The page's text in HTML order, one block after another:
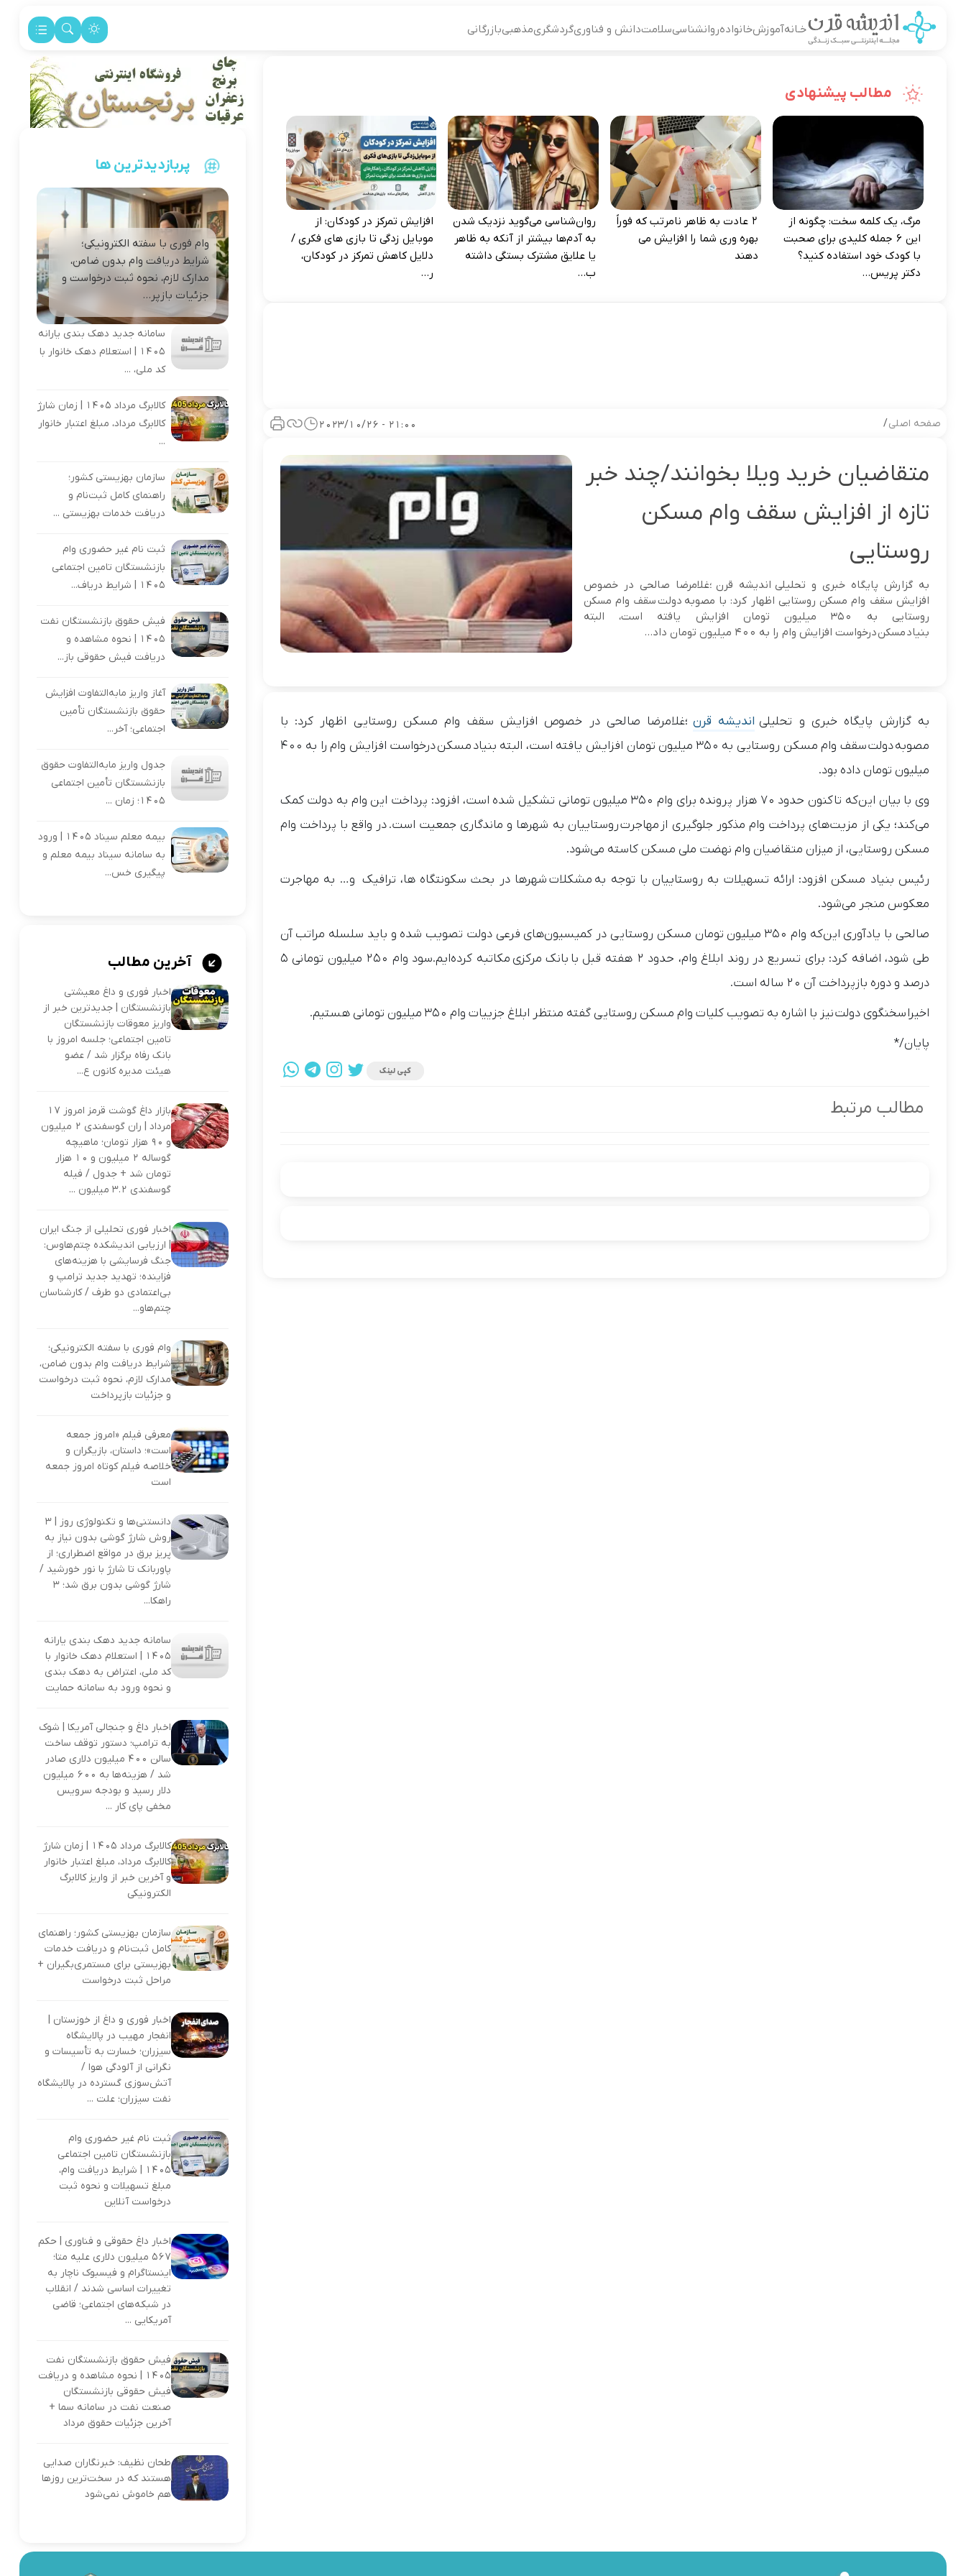
خـانهآموزشخانوادهروانشناسیسلامتدانش و فناوریگردشگریمذهبیبازرگانی
صفحه اصلی/
21:00 - 2023/10/26
متقاضیان خرید ویلا بخوانند/چند خبر
تازه از افزایش سقف وام مسکن
روستایی
به گزارش پایگاه خبری و تحلیلی اندیشه قرن ؛غلامرضا صالحی در خصوص
افزایش سقف وام مسکن روستایی اظهار کرد: با مصوبه دولت سقف وام مسکن
روستایی به ۳۵۰ میلیون تومان افزایش یافته است، البته
بنیاد مسکن درخواست افزایش وام را به ۴۰۰ میلیون تومان داد...
مطالب پیشنهادی
مرگ، یک کلمه سخت: چگونه از
این ۶ جمله کلیدی برای صحبت
با کودک خود استفاده کنید؟
دکتر پریس...
۲ عادت به‌ ظاهر نامرتب که فوراً
بهره‌ وری شما را افزایش می‌
دهند
روان‌شناسی می‌گوید نزدیک شدن
به آدم‌ها بیشتر از آنکه به ظاهر
یا علایق مشترک بستگی داشته
ب...
افزایش تمرکز در کودکان: از
موبایل‌ زدگی تا بازی‌ های فکری /
دلایل کاهش تمرکز در کودکان،
ر...
به گزارش پایگاه خبری و تحلیلی اندیشه قرن ؛غلامرضا صالحی در خصوص افزایش سقف وام مسکن روستایی اظهار کرد: با
مصوبه دولت سقف وام مسکن روستایی به ۳۵۰ میلیون تومان افزایش یافته است، البته بنیاد مسکن درخواست افزایش وام را به ۴۰۰
میلیون تومان داده بود.
وی با بیان این‌که تاکنون حدود ۷۰ هزار پرونده برای وام ۳۵۰ میلیون تومانی تشکیل شده است، افزود: پرداخت این وام به دولت کمک
می‌کند؛ یکی از مزیت‌های پرداخت وام مذکور جلوگیری از مهاجرت روستاییان به شهرها و ماندگاری جمعیت است. در واقع با پرداخت وام
مسکن روستایی، از میزان متقاضیان وام نهضت ملی مسکن کاسته می‌شود.
رئیس بنیاد مسکن افزود: ارائه تسهیلات به روستاییان با توجه به مشکلات شهرها در بحث سکونتگاه ها، ترافیک و… به مهاجرت
معکوس منجر می‌شود.
صالحی با یادآوری این‌که وام ۳۵۰ میلیون تومان مسکن روستایی در کمیسیون‌های فرعی دولت تصویب شده و باید سلسله مراتب آن
طی شود، اضافه کرد: برای تسریع در روند ابلاغ وام، حدود ۲ هفته قبل با بانک مرکزی مکاتبه کرده‌ایم.سود وام ۲۵۰ میلیون تومانی ۵
درصد و دوره بازپرداخت آن ۲۰ ساله است.
اخیرا سخنگوی دولت نیز با اشاره به تصویب کلیات وام مسکن روستایی گفته منتظر ابلاغ جزییات وام ۳۵۰ میلیون تومانی هستیم.
پایان/*
کپی لینک
مطالب مرتبط
پربازدیدترین ها
وام فوری با سفته الکترونیکی؛
شرایط دریافت وام بدون ضامن،
مدارک لازم، نحوه ثبت درخواست و
جزئیات بازپر...
سامانه جدید دهک بندی یارانه
۱۴۰۵ | استعلام دهک خانوار با
کد ملی، ...
کالابرگ مرداد 1405 | زمان شارژ
کالابرگ مرداد، مبلغ اعتبار خانوار
...
سازمان بهزیستی کشور؛
راهنمای کامل ثبت‌نام و
دریافت خدمات بهزیستی ...
ثبت نام غیر حضوری وام
بازنشستگان تامین اجتماعی
۱۴۰۵ | شرایط دریاف...
فیش حقوق بازنشستگان نفت
۱۴۰۵ | نحوه مشاهده و
دریافت فیش حقوقی باز...
آغاز واریز مابه‌التفاوت افزایش
حقوق بازنشستگان تأمین
اجتماعی؛ آخر...
جدول واریز مابه‌التفاوت حقوق
بازنشستگان تأمین اجتماعی
۱۴۰۵؛ زمان ...
بیمه معلم سیناد ۱۴۰۵ | ورود
به سامانه سیناد بیمه معلم و
پیگیری خس...
آخرین مطالب
اخبار فوری و داغ معیشتی
بازنشستگان | جدیدترین خبر از
واریز معوقات بازنشستگان
تامین اجتماعی؛ جلسه امروز با
بانک رفاه برگزار شد / عضو
هیئت مدیره کانون ع...
بازار داغ گوشت قرمز امروز ۱۷
مرداد | ران گوسفندی ۲ میلیون
و ۹۰ هزار تومان؛ ماهیچه
گوساله ۲ میلیون و ۱۰ هزار
تومان شد + جدول / فیله
گوسفندی ۳.۲ میلیون ...
اخبار فوری تحلیلی از جنگ ایران
| ارزیابی اندیشکده چتم‌هاوس:
جنگ فرسایشی با هزینه‌های
فزاینده؛ تهدید جدید ترامپ و
بی‌اعتمادی دو طرف / کارشناسان
چتم‌هاو...
وام فوری با سفته الکترونیکی؛
شرایط دریافت وام بدون ضامن،
مدارک لازم، نحوه ثبت درخواست
و جزئیات بازپرداخت
معرفی فیلم «امروز جمعه
است»؛ داستان، بازیگران و
خلاصه فیلم کوتاه امروز جمعه
است
دانستنی‌ها و تکنولوژی روز | ۳
روش شارژ گوشی بدون نیاز به
پریز برق در مواقع اضطراری؛ از
پاوربانک تا شارژ با نور خورشید /
شارژ گوشی بدون برق شد؛ ۳
راهکا...
سامانه جدید دهک بندی یارانه
۱۴۰۵ | استعلام دهک خانوار با
کد ملی، اعتراض به دهک بندی
و نحوه ورود به سامانه حمایت
اخبار داغ و جنجالی آمریکا | شوک
به ترامپ؛ دستور توقف ساخت
سالن ۴۰۰ میلیون دلاری صادر
شد / هزینه‌ها به ۶۰۰ میلیون
دلار رسید و بودجه سرویس
مخفی پای کار ...
کالابرگ مرداد 1405 | زمان شارژ
کالابرگ مرداد، مبلغ اعتبار خانوار
و آخرین خبر از واریز کالابرگ
الکترونیکی
سازمان بهزیستی کشور؛ راهنمای
کامل ثبت‌نام و دریافت خدمات
بهزیستی برای مستمری‌بگیران +
مراحل ثبت درخواست
اخبار فوری و داغ از خوزستان |
انفجار مهیب در پالایشگاه
سیزران؛ خسارت به تأسیسات و
نگرانی از آلودگی هوا /
آتش‌سوزی گسترده در پالایشگاه
نفت سیزران؛ علت ...
ثبت نام غیر حضوری وام
بازنشستگان تامین اجتماعی
۱۴۰۵ | شرایط دریافت وام،
مبلغ تسهیلات و نحوه ثبت
درخواست آنلاین
اخبار داغ حقوقی و فناوری | حکم
۵۶۷ میلیون دلاری علیه متا؛
اینستاگرام و فیسبوک ناچار به
تغییرات اساسی شدند / انقلاب
در شبکه‌های اجتماعی؛ قاضی
آمریکایی ...
فیش حقوق بازنشستگان نفت
۱۴۰۵ | نحوه مشاهده و دریافت
فیش حقوقی بازنشستگان
صنعت نفت در سامانه سما +
آخرین جزئیات حقوق مرداد
طحان نظیف: خبرنگاران صدایی
هستند که در سخت‌ترین روزها
هم خاموش نمی‌شود